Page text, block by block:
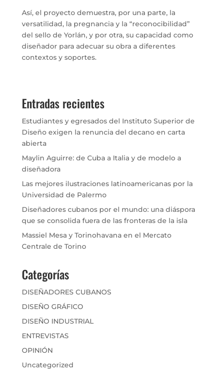
Así, el proyecto demuestra, por una parte, la
versatilidad, la pregnancia y la “reconocibilidad”
del sello de Yorlán, y por otra, su capacidad como
diseñador para adecuar su obra a diferentes
contextos y soportes.
Entradas recientes
Estudiantes y egresados del Instituto Superior de
Diseño exigen la renuncia del decano en carta
abierta
Maylin Aguirre: de Cuba a Italia y de modelo a
diseñadora
Las mejores ilustraciones latinoamericanas por la
Universidad de Palermo
Diseñadores cubanos por el mundo: una diáspora
que se consolida fuera de las fronteras de la isla
Massiel Mesa y Torinohavana en el Mercato
Centrale de Torino
Categorías
DISEÑADORES CUBANOS
DISEÑO GRÁFICO
DISEÑO INDUSTRIAL
ENTREVISTAS
OPINIÓN
Uncategorized